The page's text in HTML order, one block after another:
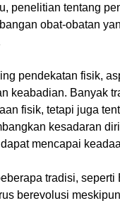
penelitian tentang
obat-obatan
pendekatan fisik,
keabadian. Banyak
fisik, tetapi juga
kesadaran
mencapai
tradisi,
berevolusi